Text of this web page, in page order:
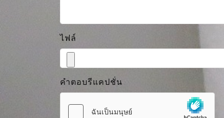
ไฟล์
คำตอบรีแคปชั่น